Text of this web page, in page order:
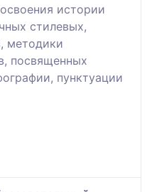
истории
стилевых,
методики
посвященных
пунктуации